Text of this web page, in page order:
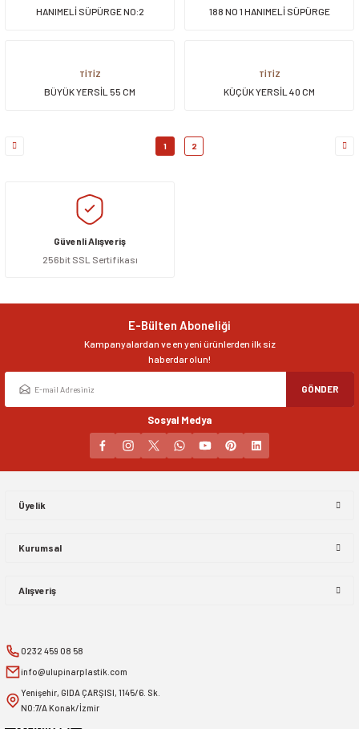
HANIMELİ SÜPÜRGE NO:2 188 NO 1 HANIMELİ SÜPÜRGE
TİTİZ
BÜYÜK YERSİL 55 CM
TİTİZ
KÜÇÜK YERSİL 40 CM
1 2
Güvenli Alışveriş
256bit SSL Sertifikası
E-Bülten Aboneliği
Kampanyalardan ve en yeni ürünlerden ilk siz
haberdar olun!
GÖNDER
Sosyal Medya
0232 459 08 58
info@ulupinarplastik.com
Yenişehir, GIDA ÇARŞISI, 1145/6. Sk.
NO:7/A Konak/İzmir
Üyelik
Kurumsal
Alışveriş